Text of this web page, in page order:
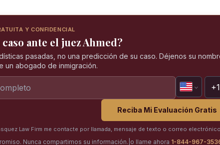
Y CONFIDENCIAL
ante el juez Ahmed?
pasadas, no una predicción de su caso. Déjenos su
un abogado de inmigración.
Reciba Mi Evaluación Gratis
Law Firm me contacte por llamada, mensaje de texto o correo
Nunca compartimos su información. o llame ahora 1-844-967-